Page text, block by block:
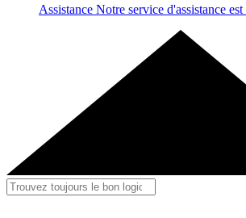
Assistance Notre service d'assistance